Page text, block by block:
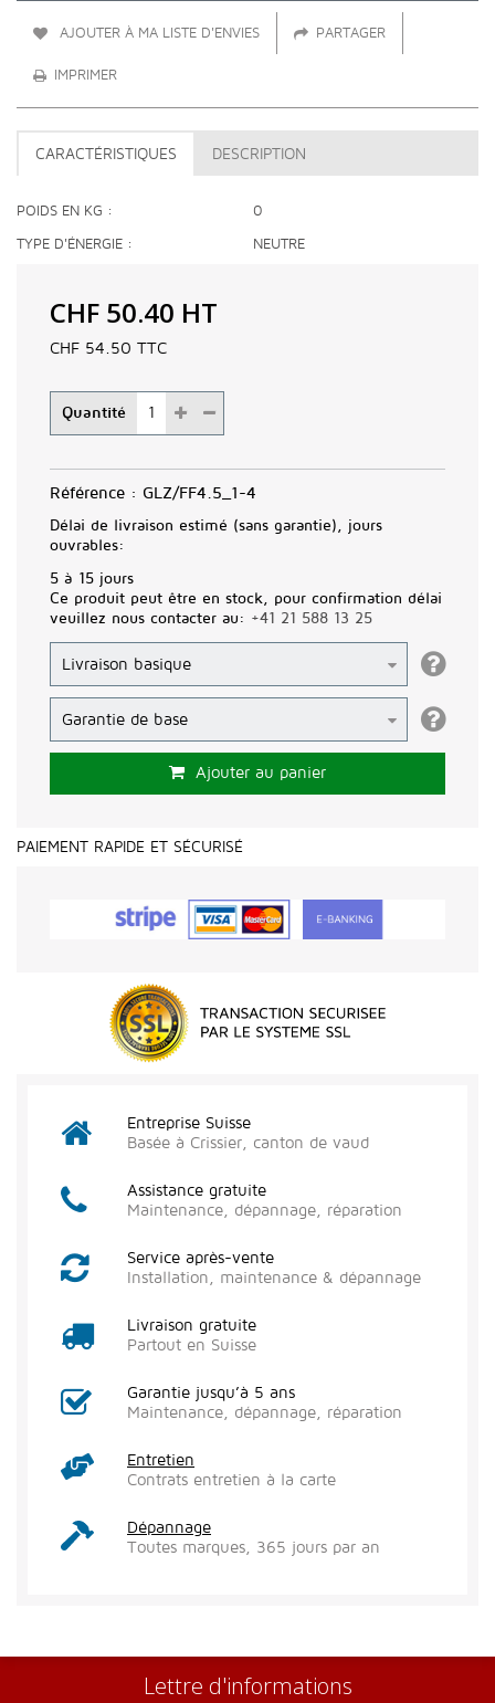
AJOUTER À MA LISTE D'ENVIES PARTAGER
IMPRIMER
CARACTÉRISTIQUES DESCRIPTION
POIDS EN KG 0
TYPE D'ÉNERGIE NEUTRE
Quantité
CHF 50.40 HT
CHF 54.50 TTC
Référence : GLZ/FF4.5_1-4
Délai de livraison estimé (sans garantie), jours
ouvrables:
5 à 15 jours
Ce produit peut être en stock, pour confirmation délai
veuillez nous contacter au: +41 21 588 13 25
Ajouter au panier
PAIEMENT RAPIDE ET SÉCURISÉ
Entreprise Suisse
Basée à Crissier, canton de vaud
Assistance gratuite
Maintenance, dépannage, réparation
Service après-vente
Installation, maintenance & dépannage
Livraison gratuite
Partout en Suisse
Garantie jusqu’à 5 ans
Maintenance, dépannage, réparation
Entretien
Contrats entretien à la carte
Dépannage
Toutes marques, 365 jours par an
Lettre d'informations